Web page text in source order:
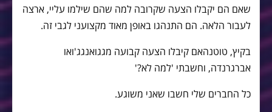
שאם הם יקבלו הצעה שקרובה למה שהם שילמו עליי, ארצה
לעבור הלאה. הם התנהגו באופן מאוד מקצועני לגבי זה.
בקיץ, טוטנהאם קיבלו הצעה קבועה מגגואנגג'ואו
אברגרנדה, וחשבתי 'למה לא?'
כל החברים שלי חשבו שאני משוגע.